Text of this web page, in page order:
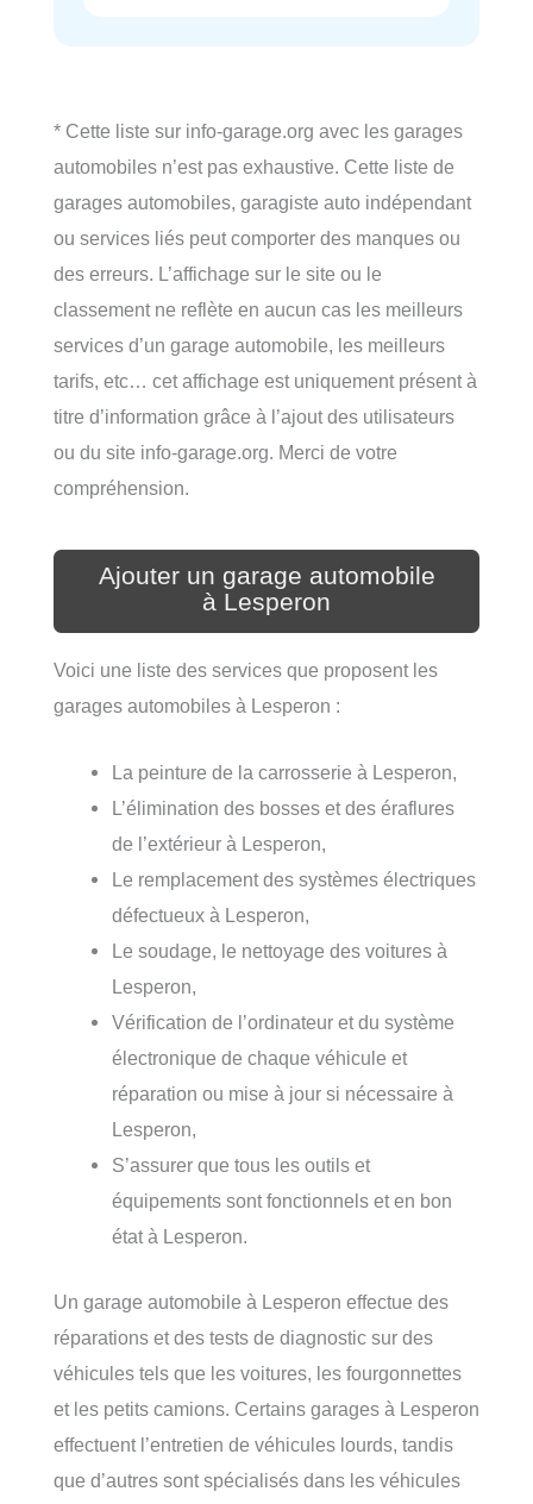
* Cette liste sur info-garage.org avec les garages
automobiles n’est pas exhaustive. Cette liste de
garages automobiles, garagiste auto indépendant
ou services liés peut comporter des manques ou
des erreurs. L’affichage sur le site ou le
classement ne reflète en aucun cas les meilleurs
services d’un garage automobile, les meilleurs
tarifs, etc… cet affichage est uniquement présent à
titre d’information grâce à l’ajout des utilisateurs
ou du site info-garage.org. Merci de votre
compréhension.
Ajouter un garage automobile
à Lesperon
Voici une liste des services que proposent les
garages automobiles à Lesperon :
La peinture de la carrosserie à Lesperon,
L’élimination des bosses et des éraflures
de l’extérieur à Lesperon,
Le remplacement des systèmes électriques
défectueux à Lesperon,
Le soudage, le nettoyage des voitures à
Lesperon,
Vérification de l’ordinateur et du système
électronique de chaque véhicule et
réparation ou mise à jour si nécessaire à
Lesperon,
S’assurer que tous les outils et
équipements sont fonctionnels et en bon
état à Lesperon.
Un garage automobile à Lesperon effectue des
réparations et des tests de diagnostic sur des
véhicules tels que les voitures, les fourgonnettes
et les petits camions. Certains garages à Lesperon
effectuent l’entretien de véhicules lourds, tandis
que d’autres sont spécialisés dans les véhicules